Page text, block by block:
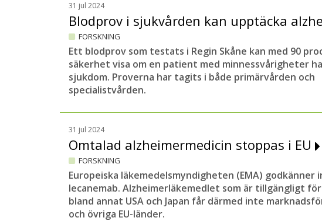
31 jul 2024
Blodprov i sjukvården kan upptäcka
FORSKNING
Ett blodprov som testats i Regin Skåne kan med 90
säkerhet visa om en patient med minnessvårigheter
sjukdom. Proverna har tagits i både primärvården och
specialistvården.
31 jul 2024
Omtalad alzheimermedicin stoppas i EU
FORSKNING
Europeiska läkemedelsmyndigheten (EMA) godkänner
lecanemab. Alzheimerläkemedlet som är tillgängligt
bland annat USA och Japan får därmed inte
och övriga EU-länder.